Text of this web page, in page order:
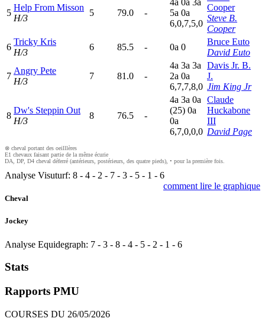
5
Help From Misson
H/3
5 79.0 -
4a 0a 3a
5a 0a
6,0,7,5,0
Cooper
Steve B.
Cooper
6
Tricky Kris
H/3
6 85.5 - 0a 0
Bruce Euto
David Euto
7
Angry Pete
H/3
7 81.0 -
4a 3a 3a
2a 0a
6,7,7,8,0
Davis Jr. B.
J.
Jim King Jr
8
Dw's Steppin Out
H/3
8 76.5 -
4a 3a 0a
(25) 0a
0a
6,7,0,0,0
Claude
Huckabone
III
David Page
⊗ cheval portant des oeilllères
E1 chevaux faisant partie de la même écurie
DA, DP, D4 cheval déferré (antérieurs, postérieurs, des quatre pieds), • pour la première fois.
Analyse Visuturf: 8 - 4 - 2 - 7 - 3 - 5 - 1 - 6
comment lire le graphique
Cheval
Jockey
Analyse Equidegraph: 7 - 3 - 8 - 4 - 5 - 2 - 1 - 6
Stats
Rapports PMU
COURSES DU 26/05/2026